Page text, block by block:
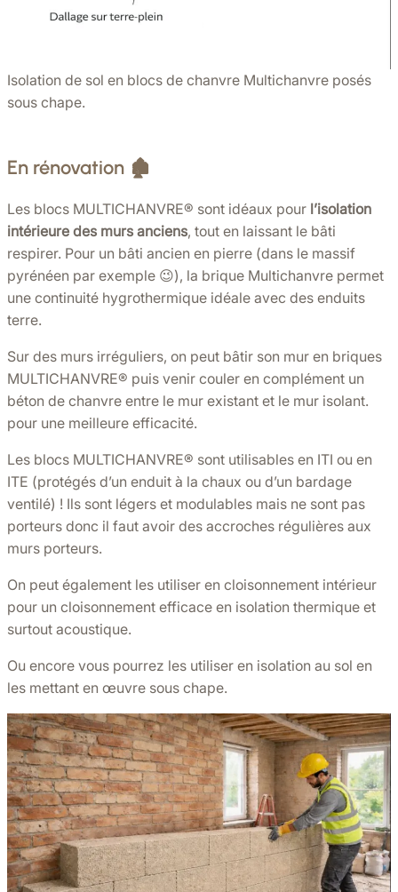
Isolation de sol en blocs de chanvre Multichanvre posés
sous chape.
En rénovation 🏚️
Les blocs MULTICHANVRE®️ sont idéaux pour l’isolation
intérieure des murs anciens, tout en laissant le bâti
respirer. Pour un bâti ancien en pierre (dans le massif
pyrénéen par exemple 😉), la brique Multichanvre permet
une continuité hygrothermique idéale avec des enduits
terre.
Sur des murs irréguliers, on peut bâtir son mur en briques
MULTICHANVRE®️ puis venir couler en complément un
béton de chanvre entre le mur existant et le mur isolant.
pour une meilleure efficacité.
Les blocs MULTICHANVRE®️ sont utilisables en ITI ou en
ITE (protégés d’un enduit à la chaux ou d’un bardage
ventilé) ! Ils sont légers et modulables mais ne sont pas
porteurs donc il faut avoir des accroches régulières aux
murs porteurs.
On peut également les utiliser en cloisonnement intérieur
pour un cloisonnement efficace en isolation thermique et
surtout acoustique.
Ou encore vous pourrez les utiliser en isolation au sol en
les mettant en œuvre sous chape.